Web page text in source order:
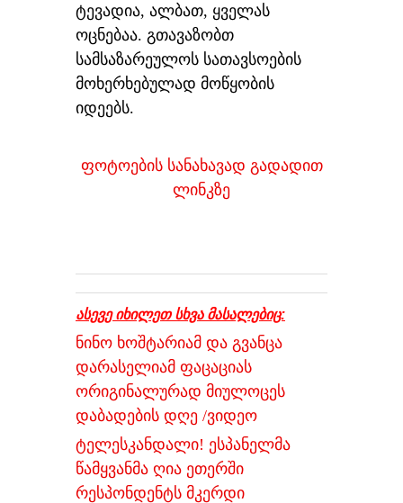
ტევადია, ალბათ, ყველას
ოცნებაა. გთავაზობთ
სამსაზარეულოს სათავსოების
მოხერხებულად მოწყობის
იდეებს.
ფოტოების სანახავად გადადით
ლინკზე
ასევე იხილეთ სხვა მასალებიც:
ნინო ხოშტარიამ და გვანცა
დარასელიამ ფაცაციას
ორიგინალურად მიულოცეს
დაბადების დღე /ვიდეო
ტელესკანდალი! ესპანელმა
წამყვანმა ღია ეთერში
რესპონდენტს მკერდი